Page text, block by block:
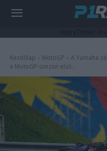
Kezdőlap MotoGP
A Yamaha
a MotoGP-szezon első...